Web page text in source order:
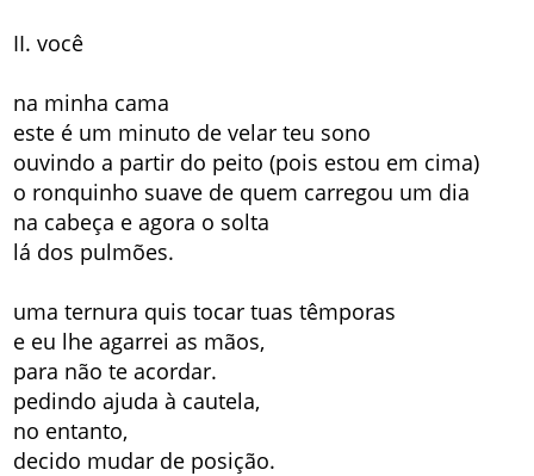
II. você
na minha cama
este é um minuto de velar teu sono
ouvindo a partir do peito (pois estou em cima)
o ronquinho suave de quem carregou um dia
na cabeça e agora o solta
lá dos pulmões.
uma ternura quis tocar tuas têmporas
e eu lhe agarrei as mãos,
para não te acordar.
pedindo ajuda à cautela,
no entanto,
decido mudar de posição.